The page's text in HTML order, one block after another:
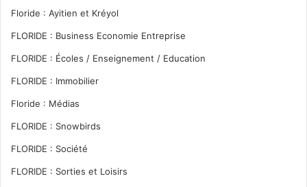
Floride : Ayitien et Kréyol
FLORIDE : Business Economie Entreprise
FLORIDE : Écoles / Enseignement / Education
FLORIDE : Immobilier
Floride : Médias
FLORIDE : Snowbirds
FLORIDE : Société
FLORIDE : Sorties et Loisirs